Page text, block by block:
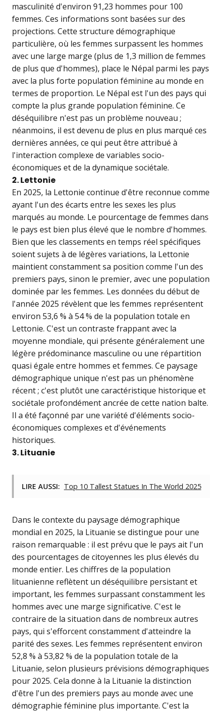
masculinité d'environ 91,23 hommes pour 100
femmes. Ces informations sont basées sur des
projections. Cette structure démographique
particulière, où les femmes surpassent les hommes
avec une large marge (plus de 1,3 million de femmes
de plus que d'hommes), place le Népal parmi les pays
avec la plus forte population féminine au monde en
termes de proportion. Le Népal est l'un des pays qui
compte la plus grande population féminine. Ce
déséquilibre n'est pas un problème nouveau ;
néanmoins, il est devenu de plus en plus marqué ces
dernières années, ce qui peut être attribué à
l'interaction complexe de variables socio-
économiques et de la dynamique sociétale.
2. Lettonie
En 2025, la Lettonie continue d'être reconnue comme
ayant l'un des écarts entre les sexes les plus
marqués au monde. Le pourcentage de femmes dans
le pays est bien plus élevé que le nombre d'hommes.
Bien que les classements en temps réel spécifiques
soient sujets à de légères variations, la Lettonie
maintient constamment sa position comme l'un des
premiers pays, sinon le premier, avec une population
dominée par les femmes. Les données du début de
l'année 2025 révèlent que les femmes représentent
environ 53,6 % à 54 % de la population totale en
Lettonie. C'est un contraste frappant avec la
moyenne mondiale, qui présente généralement une
légère prédominance masculine ou une répartition
quasi égale entre hommes et femmes. Ce paysage
démographique unique n'est pas un phénomène
récent ; c'est plutôt une caractéristique historique et
sociétale profondément ancrée de cette nation balte.
Il a été façonné par une variété d'éléments socio-
économiques complexes et d'événements
historiques.
3. Lituanie
LIRE AUSSI: Top 10 Tallest Statues In The World 2025
Dans le contexte du paysage démographique
mondial en 2025, la Lituanie se distingue pour une
raison remarquable : il est prévu que le pays ait l'un
des pourcentages de citoyennes les plus élevés du
monde entier. Les chiffres de la population
lituanienne reflètent un déséquilibre persistant et
important, les femmes surpassant constamment les
hommes avec une marge significative. C'est le
contraire de la situation dans de nombreux autres
pays, qui s'efforcent constamment d'atteindre la
parité des sexes. Les femmes représentent environ
52,8 % à 53,82 % de la population totale de la
Lituanie, selon plusieurs prévisions démographiques
pour 2025. Cela donne à la Lituanie la distinction
d'être l'un des premiers pays au monde avec une
démographie féminine plus importante. C'est la